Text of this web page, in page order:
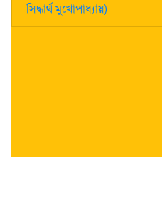
সিদ্ধার্থ মুখোপাধ্যায়)